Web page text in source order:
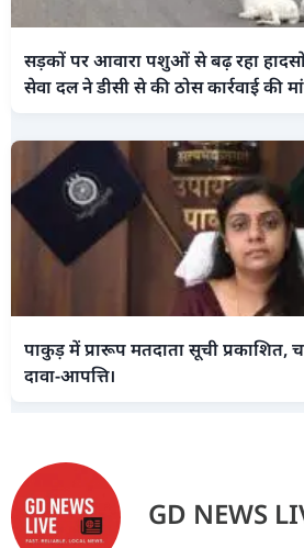
सड़कों पर आवारा पशुओं से बढ़ रहा
सेवा दल ने डीसी से की ठोस कार्रवाई की
पाकुड़ में प्रारूप मतदाता सूची प्रकाशित,
दावा-आपत्ति।
GD NEWS